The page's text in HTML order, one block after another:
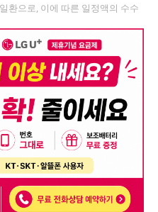
환으로, 이에 따른 일정액의 수수